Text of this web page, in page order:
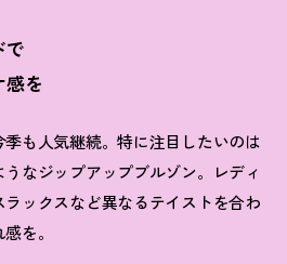
で
感を
も人気継続。特に注目したいのは
なジップアップブルゾン。レディ
ックスなど異なるテイストを合わ
を。